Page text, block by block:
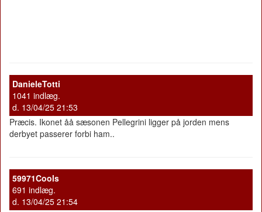
DanieleTotti
1041 indlæg.
d. 13/04/25 21:53
Præcis. Ikonet åå sæsonen Pellegrini ligger på jorden mens
derbyet passerer forbi ham..
59971Cools
691 indlæg.
d. 13/04/25 21:54